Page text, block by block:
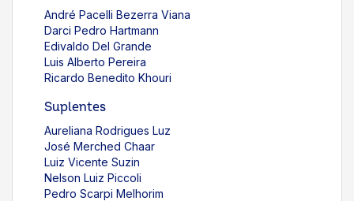
André Pacelli Bezerra Viana
Darci Pedro Hartmann
Edivaldo Del Grande
Luis Alberto Pereira
Ricardo Benedito Khouri
Suplentes
Aureliana Rodrigues Luz
José Merched Chaar
Luiz Vicente Suzin
Nelson Luiz Piccoli
Pedro Scarpi Melhorim